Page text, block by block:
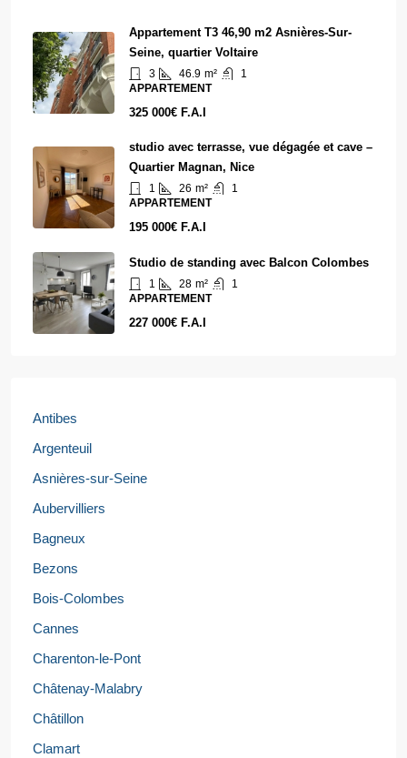
Appartement T3 46,90 m2 Asnières-Sur-
Seine, quartier Voltaire
3 46.9 m²
1
APPARTEMENT
325 000€ F.A.I
studio avec terrasse, vue dégagée et cave –
Quartier Magnan, Nice
1 26 m²
1
APPARTEMENT
195 000€ F.A.I
Studio de standing avec Balcon Colombes
1 28 m²
1
APPARTEMENT
227 000€ F.A.I
Antibes
Argenteuil
Asnières-sur-Seine
Aubervilliers
Bagneux
Bezons
Bois-Colombes
Cannes
Charenton-le-Pont
Châtenay-Malabry
Châtillon
Clamart